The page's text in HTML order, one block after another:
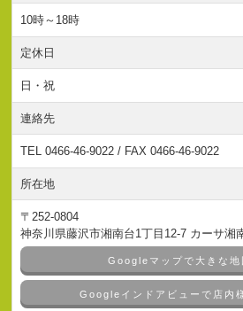
10時～18時
定休日
日・祝
連絡先
TEL 0466-46-9022 / FAX 0466-46-9022
所在地
〒252-0804
神奈川県藤沢市湘南台1丁目12-7 カーサ湘
Googleマップで大きな地
Googleインドアビューで店内